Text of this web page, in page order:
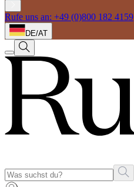
Rufe uns an: +49 (0)800 182 4159
DE/AT